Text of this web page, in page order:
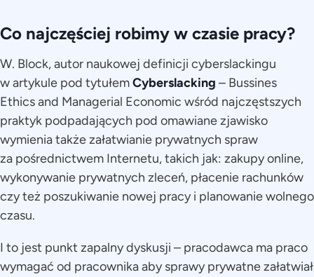
Co najczęściej robimy w czasie pracy?
W. Block, autor naukowej definicji cyberslackingu
w artykule pod tytułemCyberslacking – Bussines
Ethics and Managerial Economic wśród najczęstszych
praktyk podpadających pod omawiane zjawisko
wymienia także załatwianie prywatnych spraw
za pośrednictwem Internetu, takich jak: zakupy online,
wykonywanie prywatnych zleceń, płacenie rachunków
czy też poszukiwanie nowej pracy i planowanie wolnego
czasu.
I to jest punkt zapalny dyskusji – pracodawca ma praco
wymagać od pracownika aby sprawy prywatne załatwiał